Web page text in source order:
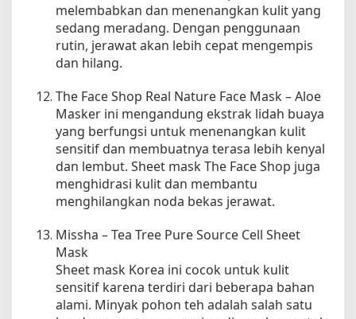
melembabkan dan menenangkan kulit yang
sedang meradang. Dengan penggunaan
rutin, jerawat akan lebih cepat mengempis
dan hilang.
The Face Shop Real Nature Face Mask – Aloe
Masker ini mengandung ekstrak lidah buaya
yang berfungsi untuk menenangkan kulit
sensitif dan membuatnya terasa lebih kenyal
dan lembut. Sheet mask The Face Shop juga
menghidrasi kulit dan membantu
menghilangkan noda bekas jerawat.
Missha – Tea Tree Pure Source Cell Sheet
Mask
Sheet mask Korea ini cocok untuk kulit
sensitif karena terdiri dari beberapa bahan
alami. Minyak pohon teh adalah salah satu